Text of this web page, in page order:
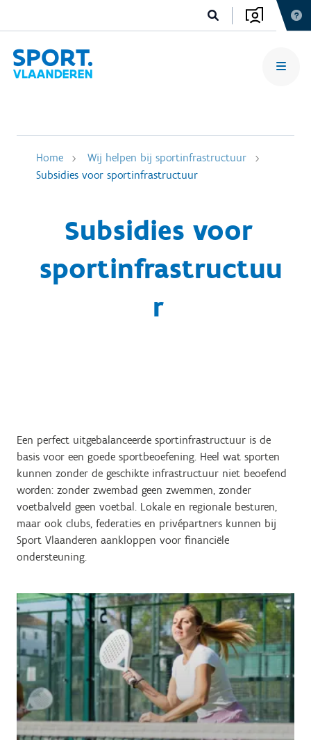
Home
Wij helpen bij sportinfrastructuur
Subsidies voor sportinfrastructuur
Subsidies voor
sportinfrastructuu
r
Een perfect uitgebalanceerde sportinfrastructuur is de
basis voor een goede sportbeoefening. Heel wat sporten
kunnen zonder de geschikte infrastructuur niet beoefend
worden: zonder zwembad geen zwemmen, zonder
voetbalveld geen voetbal. Lokale en regionale besturen,
maar ook clubs, federaties en privépartners kunnen bij
Sport Vlaanderen aankloppen voor financiële
ondersteuning.